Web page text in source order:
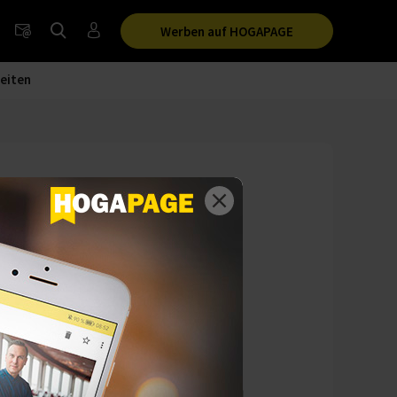
Werben auf HOGAPAGE
entdeckt
als jemals